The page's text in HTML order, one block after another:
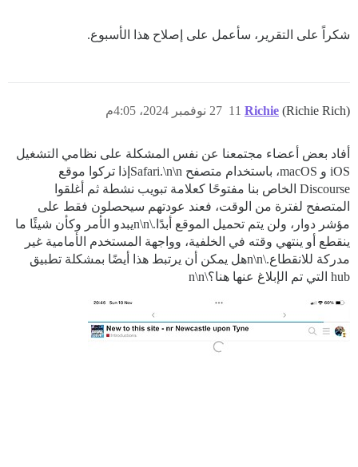
شكراً على التقرير، سأعمل على إصلاح هذا الأسبوع.
Richie (Richie Rich) 27 نوفمبر 2024، 4:05م 11
أفاد بعض أعضاء مجتمعنا عن نفس المشكلة على نظامي التشغيل
iOS و macOS، باستخدام متصفح Safari.\n\nإذا تركوا موقع
Discourse الخاص بنا مفتوحًا كعلامة تبويب نشطة ثم أغلقوا
المتصفح لفترة من الوقت، فعند عودتهم سيحصلون فقط على
مؤشر دوار، ولن يتم تحميل الموقع أبدًا.\n\nيبدو الأمر وكأن شيئًا ما
ينقطع أو ينتهي وقته في الخلفية، وواجهة المستخدم الأمامية غير
مدركة للانقطاع.\n\nهل يمكن أن يرتبط هذا أيضًا بمشكلة تطبيق
hub التي تم الإبلاغ عنها هنا؟\n\n